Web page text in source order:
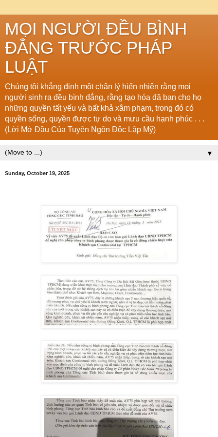
MỌI NGƯỜI ĐỀU BÌNH
ĐẲNG TRƯỚC PHÁP
LUẬT
Chúng tôi khẳng định một chân lý hiển nhiên rằng mọi
người sinh ra đều bình đẳng, rằng tạo hóa đã ban cho họ
những quyền tất yếu và bất khả xâm phạm, trong đó có
quyền sống, quyền được tự do và mưu cầu hạnh phúc . . .
(Lời Mở Đầu Của Tuyên Ngôn Độc Lập Mỹ)
▼
Sunday, October 19, 2025